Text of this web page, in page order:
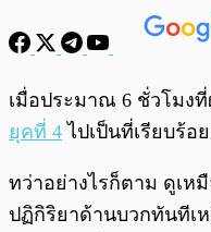
เมื่อประมาณ 6 ชั่วโมง
ยุคที่ 4 ไปเป็นที่เรียบร้อ
ทว่าอย่างไรก็ตาม ดูเห
ปฏิกิริยาด้านบวกทันทีเ